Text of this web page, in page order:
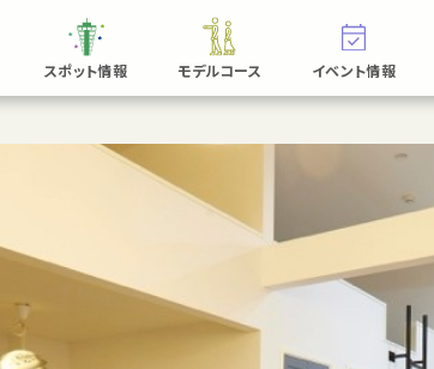
スポット情報 モデルコース イベント情報